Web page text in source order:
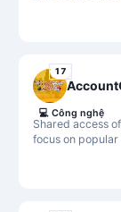
17
Shared access
focus on
💻 Công nghệ